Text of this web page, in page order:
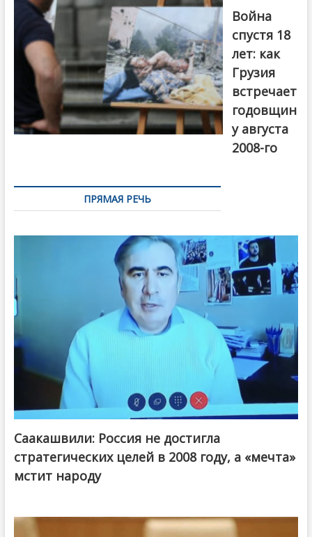
Первый канал
Война
спустя 18
лет: как
Грузия
встречает
годовщин
у августа
2008-го
ПРЯМАЯ РЕЧЬ
Саакашвили: Россия не достигла
стратегических целей в 2008 году, а «мечта»
мстит народу